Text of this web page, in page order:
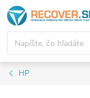
Prejsť
na
obsah
HP